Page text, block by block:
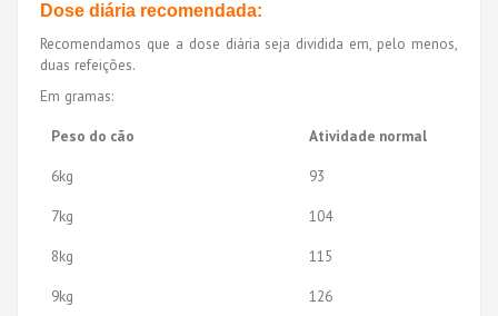
Dose diária recomendada:
Recomendamos que a dose diária seja dividida em, pelo menos,
duas refeições.
Em gramas:
Peso do cão
Atividade normal
6kg
93
7kg
104
8kg
115
9kg
126